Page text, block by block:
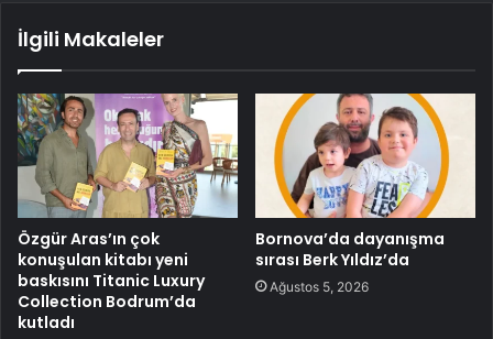
İlgili Makaleler
Özgür Aras’ın çok
konuşulan kitabı yeni
baskısını Titanic Luxury
Collection Bodrum’da
kutladı
Bornova’da dayanışma
sırası Berk Yıldız’da
Ağustos 5, 2026